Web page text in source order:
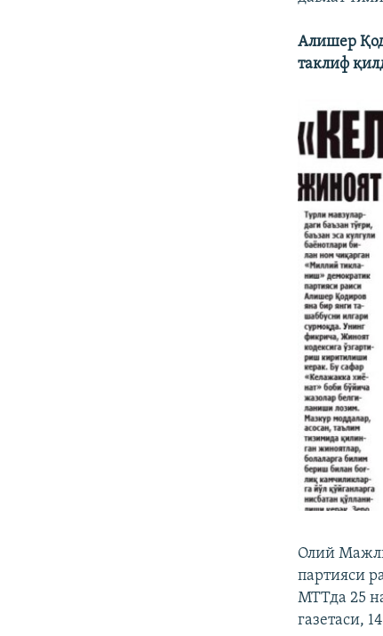
Алишер
таклиф
Олий
партияси
МТТда 25
газетаси,